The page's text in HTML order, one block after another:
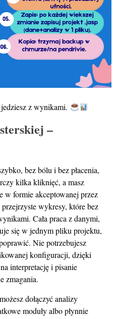
z wynikami.
–
bez bólu i bez płacenia,
kilka kliknięć, a masz
w formie akceptowanej przez
wykresy, które bez
Cała praca z danymi,
się w jednym pliku projektu,
Nie potrzebujesz
konfiguracji, dzięki
interpretację i pisanie
zmagania.
dołączyć analizy
moduły albo płynnie